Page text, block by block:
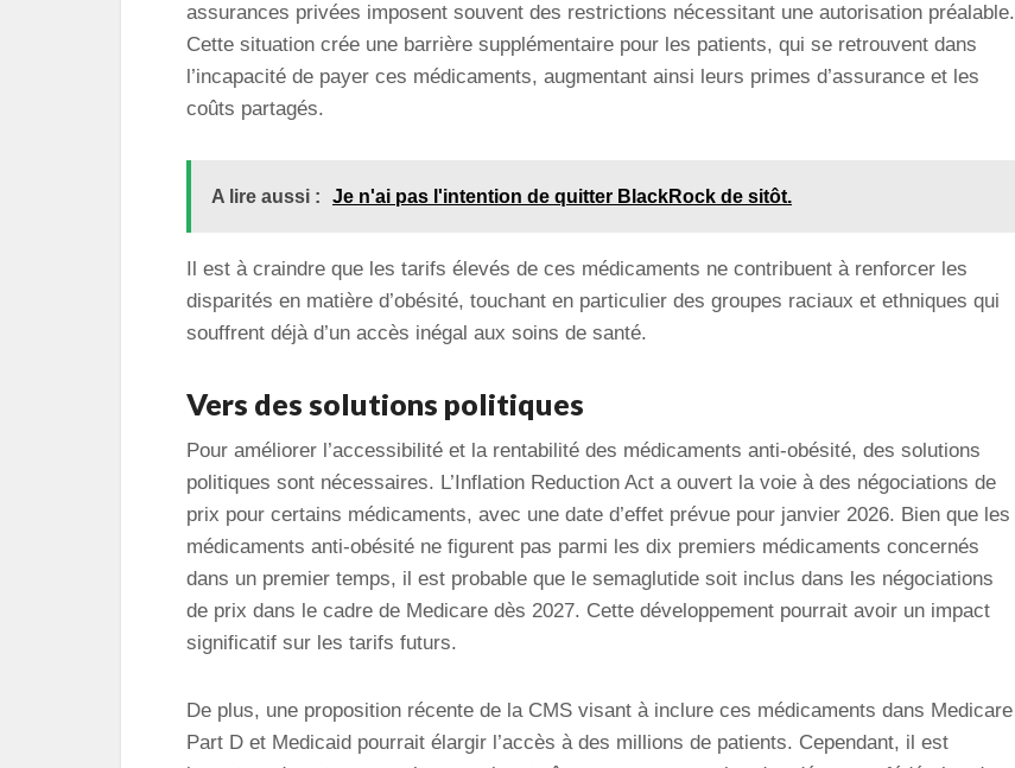
assurances privées imposent souvent des restrictions nécessitant une autorisation préalable.
Cette situation crée une barrière supplémentaire pour les patients, qui se retrouvent dans
l’incapacité de payer ces médicaments, augmentant ainsi leurs primes d’assurance et les
coûts partagés.
A lire aussi : Je n'ai pas l'intention de quitter BlackRock de sitôt.
Il est à craindre que les tarifs élevés de ces médicaments ne contribuent à renforcer les
disparités en matière d’obésité, touchant en particulier des groupes raciaux et ethniques qui
souffrent déjà d’un accès inégal aux soins de santé.
Vers des solutions politiques
Pour améliorer l’accessibilité et la rentabilité des médicaments anti-obésité, des solutions
politiques sont nécessaires. L’Inflation Reduction Act a ouvert la voie à des négociations de
prix pour certains médicaments, avec une date d’effet prévue pour janvier 2026. Bien que les
médicaments anti-obésité ne figurent pas parmi les dix premiers médicaments concernés
dans un premier temps, il est probable que le semaglutide soit inclus dans les négociations
de prix dans le cadre de Medicare dès 2027. Cette développement pourrait avoir un impact
significatif sur les tarifs futurs.
De plus, une proposition récente de la CMS visant à inclure ces médicaments dans Medicare
Part D et Medicaid pourrait élargir l’accès à des millions de patients. Cependant, il est